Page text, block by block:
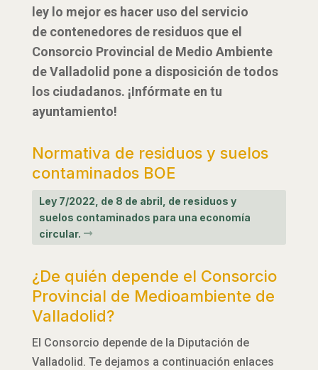
ley lo mejor es hacer uso del servicio
de contenedores de residuos que el
Consorcio Provincial de Medio Ambiente
de Valladolid pone a disposición de todos
los ciudadanos. ¡Infórmate en tu
ayuntamiento!
Normativa de residuos y suelos
contaminados BOE
Ley 7/2022, de 8 de abril, de residuos y
suelos contaminados para una economía
circular.
¿De quién depende el Consorcio
Provincial de Medioambiente de
Valladolid?
El Consorcio depende de la Diputación de
Valladolid. Te dejamos a continuación enlaces